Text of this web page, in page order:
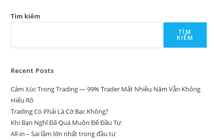
Tìm kiếm
TÌM
KIẾM
Recent Posts
Cảm Xúc Trong Trading — 99% Trader Mất Nhiều Năm Vẫn Không
Hiểu Rõ
Trading Có Phải Là Cờ Bạc Không?
Khi Bạn Nghĩ Đã Quá Muộn Để Đầu Tư
All-in – Sai lầm lớn nhất trong đầu tư